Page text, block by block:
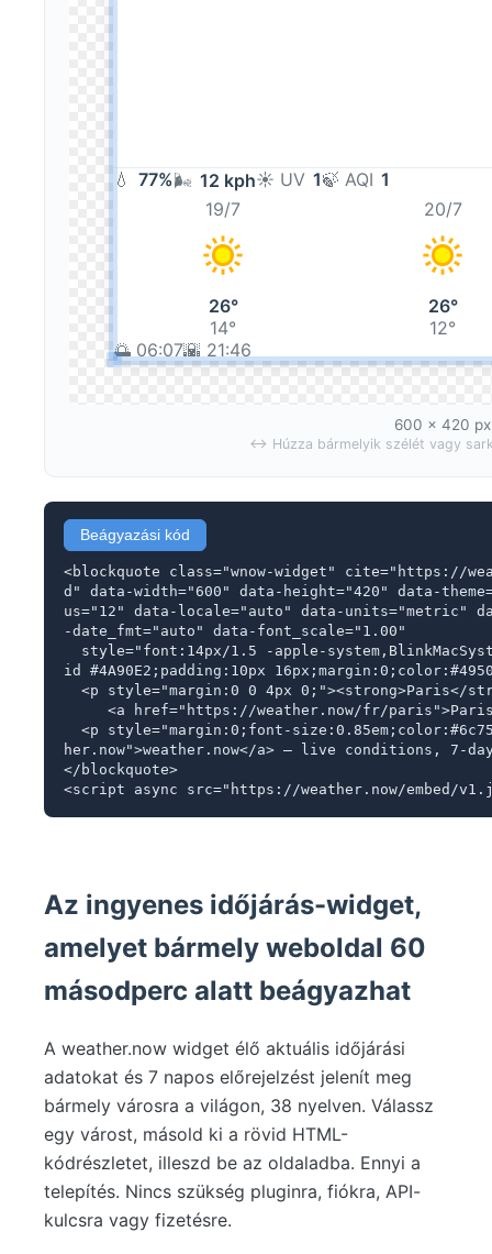
600 × 420 px
↔ Húzza bármelyik szélét vagy
Beágyazási kód
<blockquote class="wnow-widget" cite="https://
d" data-width="600" data-height="420" data-
us="12" data-locale="auto" data-units="metric"
-date_fmt="auto" data-font_scale="1.00"
id #4A90E2;padding:10px
her.now">weather.now</a> — live conditions, 7-
</blockquote>
<script async src="https://weather.now/embed/
Az ingyenes időjárás-widget,
amelyet bármely weboldal 60
másodperc alatt beágyazhat
A weather.now widget élő aktuális időjárási
adatokat és 7 napos előrejelzést jelenít meg
bármely városra a világon, 38 nyelven. Válassz
egy várost, másold ki a rövid HTML-
kódrészletet, illeszd be az oldaladba. Ennyi a
telepítés. Nincs szükség pluginra, fiókra, API-
kulcsra vagy fizetésre.